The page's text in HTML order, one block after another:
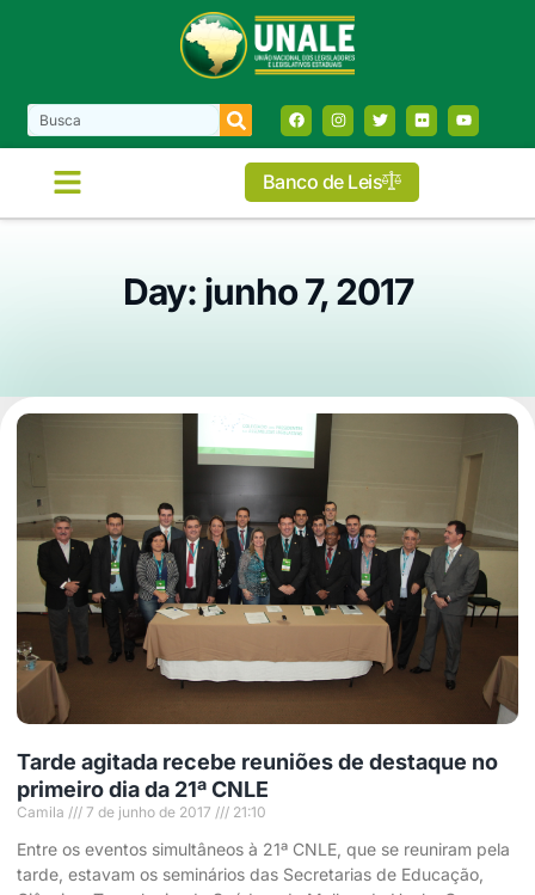
Banco de Leis
Day: junho 7, 2017
Tarde agitada recebe reuniões de destaque no
primeiro dia da 21ª CNLE
Camila 7 de junho de 2017 21:10
Entre os eventos simultâneos à 21ª CNLE, que se reuniram pela
tarde, estavam os seminários das Secretarias de Educação,